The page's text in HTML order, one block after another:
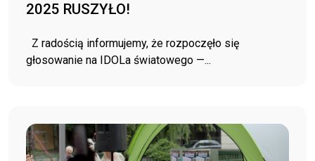
2025 RUSZYŁO!
Z radością informujemy, że rozpoczęło się
głosowanie na IDOLa światowego —...